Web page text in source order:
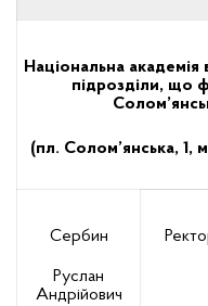
Національна академія
підрозділи, що
(пл. Солом’янська, 1,
Сербин
Руслан
Андрійович